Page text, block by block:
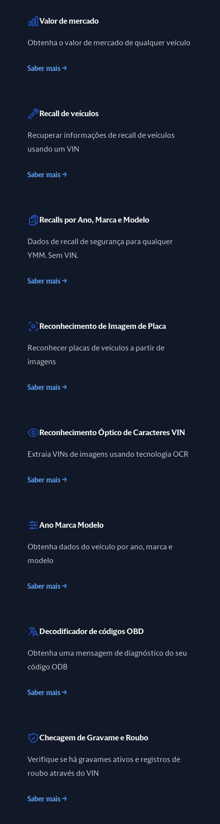
Valor de mercado
Obtenha o valor de mercado de qualquer veículo
Saber mais →
Recall de veículos
Recuperar informações de recall de veículos
usando um VIN
Saber mais →
Recalls por Ano, Marca e Modelo
Dados de recall de segurança para qualquer
YMM. Sem VIN.
Saber mais →
Reconhecimento de Imagem de Placa
Reconhecer placas de veículos a partir de
imagens
Saber mais →
Reconhecimento Óptico de Caracteres VIN
Extraia VINs de imagens usando tecnologia OCR
Saber mais →
Ano Marca Modelo
Obtenha dados do veículo por ano, marca e
modelo
Saber mais →
Decodificador de códigos OBD
Obtenha uma mensagem de diagnóstico do seu
código ODB
Saber mais →
Checagem de Gravame e Roubo
Verifique se há gravames ativos e registros de
roubo através do VIN
Saber mais →